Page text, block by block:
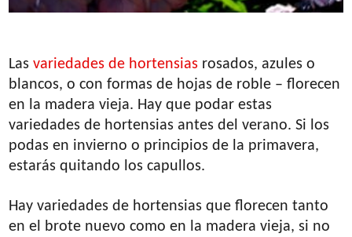
Lasvariedades de hortensias rosados, azules o
blancos, o con formas de hojas de roble – florecen
en la madera vieja. Hay que podar estas
variedades de hortensias antes del verano. Si los
podas en invierno o principios de la primavera,
estarás quitando los capullos.
Hay variedades de hortensias que florecen tanto
en el brote nuevo como en la madera vieja, si no